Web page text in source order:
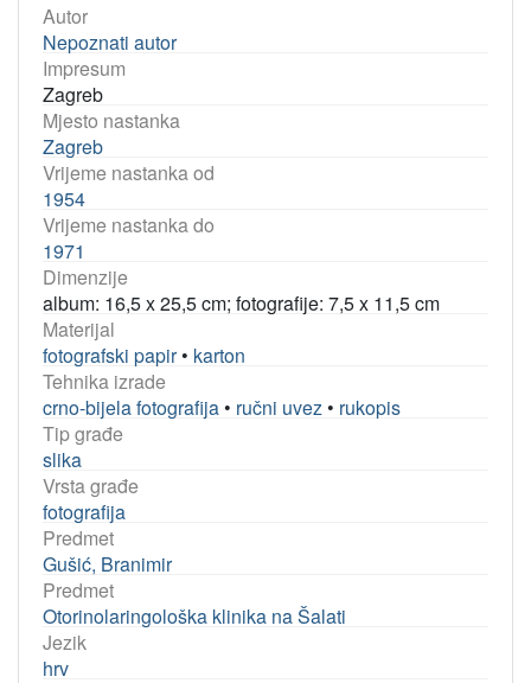
Autor
Nepoznati autor
Impresum
Zagreb
Mjesto nastanka
Zagreb
Vrijeme nastanka od
1954
Vrijeme nastanka do
1971
Dimenzije
album: 16,5 x 25,5 cm; fotografije: 7,5 x 11,5 cm
Materijal
fotografski papir• karton
Tehnika izrade
crno-bijela fotografija • ručni uvez • rukopis
Tip građe
slika
Vrsta građe
fotografija
Predmet
Gušić, Branimir
Predmet
Otorinolaringološka klinika na Šalati
Jezik
hrv